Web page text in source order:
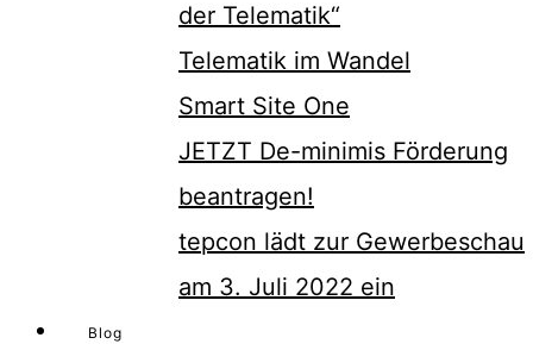
der Telematik“
Telematik im Wandel
Smart Site One
JETZT De-minimis Förderung
beantragen!
tepcon lädt zur Gewerbeschau
am 3. Juli 2022 ein
Blog